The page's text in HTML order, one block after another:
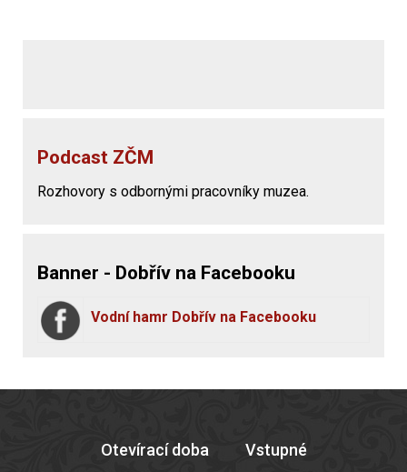
Podcast ZČM
Rozhovory s odbornými pracovníky muzea.
Banner - Dobřív na Facebooku
Vodní hamr Dobřív na Facebooku
Otevírací doba
Vstupné